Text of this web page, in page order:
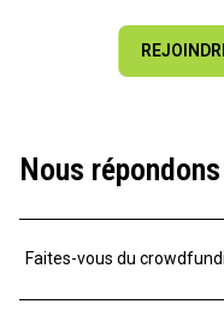
Nous
Faites-vous du